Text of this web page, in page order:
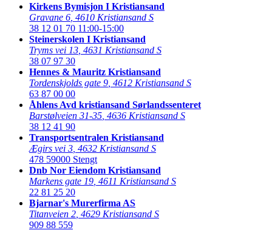
Kirkens Bymisjon I Kristiansand
Gravane 6 4610 Kristiansand S
38 12 01 70 11:00-15:00
Steinerskolen I Kristiansand
Tryms vei 13 4631 Kristiansand S
38 07 97 30
Hennes & Mauritz Kristiansand
Tordenskjolds gate 9 4612 Kristiansand S
63 87 00 00
Åhlens Avd kristiansand Sørlandssenteret
Barstølveien 31-35 4636 Kristiansand S
38 12 41 90
Transportsentralen Kristiansand
Ægirs vei 3 4632 Kristiansand S
478 59000 Stengt
Dnb Nor Eiendom Kristiansand
Markens gate 19 4611 Kristiansand S
22 81 25 20
Bjarnar's Murerfirma AS
Titanveien 2 4629 Kristiansand S
909 88 559